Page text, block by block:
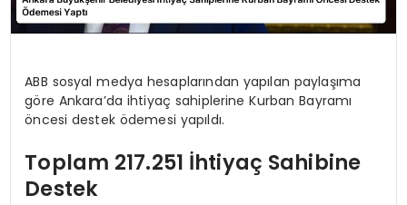
ABB sosyal medya hesaplarından yapılan paylaşıma
göre Ankara’da ihtiyaç sahiplerine Kurban Bayramı
öncesi destek ödemesi yapıldı.
Toplam 217.251 İhtiyaç Sahibine
Destek